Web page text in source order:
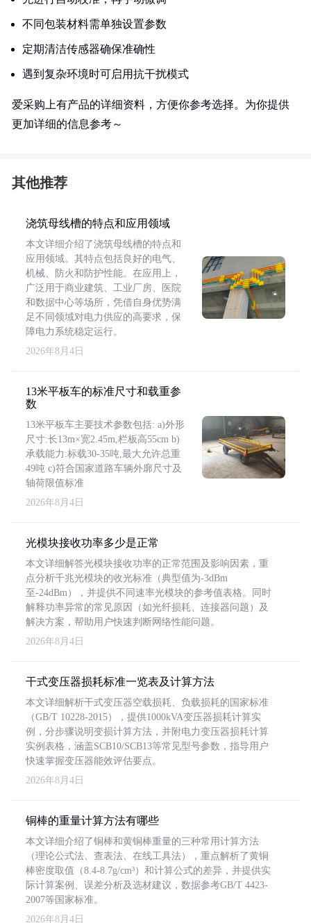
不同包装材料需单独设置参数
定期清洁传感器确保准确性
遇到复杂环境时可启用抗干扰模式
爱采购上有产品的详细资料，方便你参考选择。为你提供
更加详细的信息参考～
其他推荐
浇筑母线槽的特点和应用领域
本文详细介绍了浇筑母线槽的特点和
应用领域。其特点包括良好的电气、
机械、防火和防护性能。在应用上，
广泛用于商业建筑、工业厂房、医院
和数据中心等场所，凭借自身优势满
足不同领域对电力供应的高要求，保
障电力系统稳定运行。
2026年8月4日
13米平板车的标准尺寸和载重参
数
13米平板车主要技术参数包括: a)外形
尺寸:长13m×宽2.45m,栏板高55cm b)
承载能力:标载30-35吨,最大允许总重
49吨 c)符合国家道路车辆外廓尺寸及
轴荷限值标准
2026年8月4日
光模块接收功率多少是正常
本文详细解答光模块接收功率的正常范围及影响因素，重
点分析千兆光模块的收光标准（典型值为-3dBm
至-24dBm），并提供不同速率光模块的参考值表格。同时
解释功率异常的常见原因（如光纤损耗、连接器问题）及
解决方案，帮助用户快速判断网络性能问题。
2026年8月4日
干式变压器损耗标准一览表及计算方法
本文详细解析干式变压器空载损耗、负载损耗的国家标准
（GB/T 10228-2015），提供1000kVA变压器损耗计算实
例，分步骤说明变损计算方法，并附电力变压器损耗计算
实例表格，涵盖SCB10/SCB13等常见型号参数，指导用户
快速掌握变压器能效评估要点。
2026年8月4日
铜棒的重量计算方法有哪些
本文详细介绍了铜棒和黄铜棒重量的三种常用计算方法
（理论公式法、查表法、在线工具法），重点解析了黄铜
棒密度取值（8.4-8.7g/cm³）和计算公式的差异，并提供实
际计算案例、误差分析及选材建议，数据参考GB/T 4423-
2007等国家标准。
2026年8月4日